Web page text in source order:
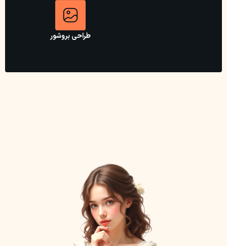
طراحی بروشور